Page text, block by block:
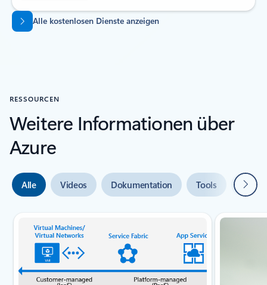
Zurück zu Registerkarten
Alle kostenlosen Dienste anzeigen
RESSOURCEN
Weitere Informationen über
Azure
Alle Videos Dokumentation Tools Weiter
Indikator für {0} {1} Folie